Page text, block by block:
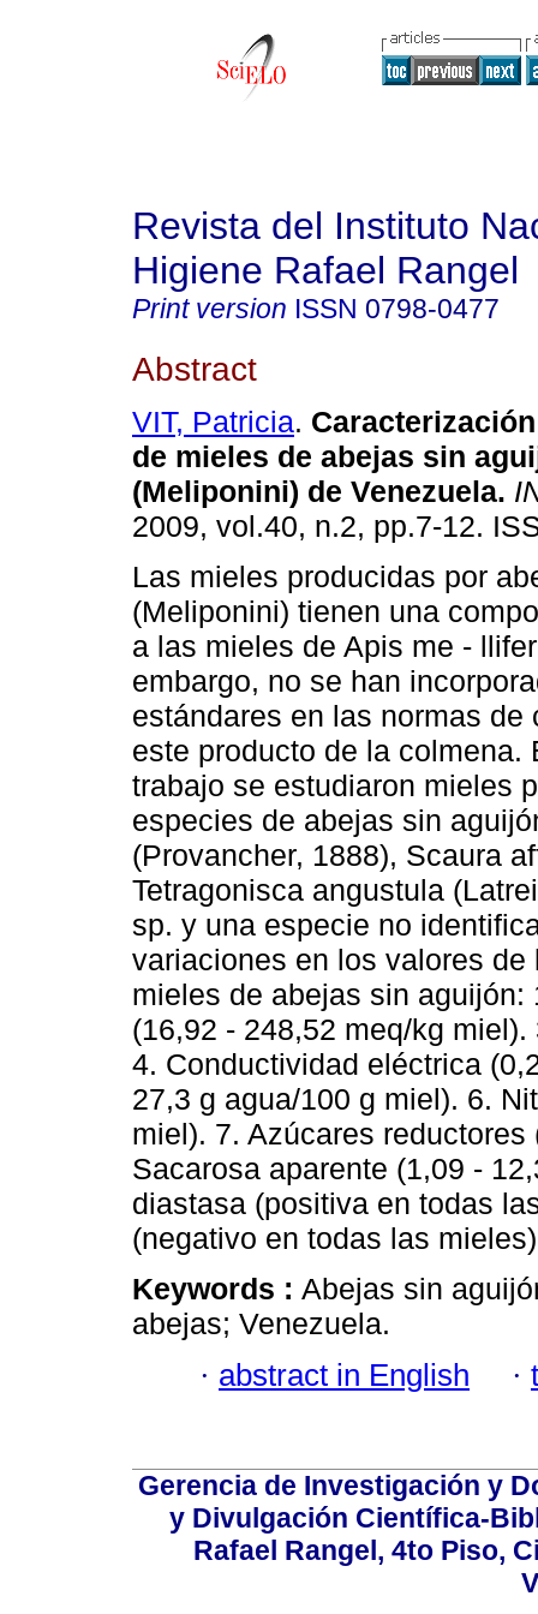
Revista del Instituto
Higiene Rafael Rangel
Print version ISSN 0798-0477
Abstract
VIT, Patricia.
de mieles de abejas sin
(Meliponini) de Venezuela.
2009, vol.40, n.2, pp.7-12.
Las mieles producidas por
(Meliponini) tienen una
a las mieles de Apis me -
embargo, no se han
estándares en las normas de
este producto de la colmena.
trabajo se estudiaron mieles
especies de abejas sin
(Provancher, 1888), Scaura
Tetragonisca angustula
sp. y una especie no
variaciones en los valores
mieles de abejas sin
(16,92 - 248,52 meq/kg
4. Conductividad eléctrica
27,3 g agua/100 g miel). 6.
miel). 7. Azúcares
Sacarosa aparente (1,09 -
diastasa (positiva en todas
(negativo en todas las mieles)
Keywords : Abejas sin
abejas; Venezuela.
· abstract in English ·
Gerencia de Investigación y
y Divulgación Científica-
Rafael Rangel, 4to Piso,